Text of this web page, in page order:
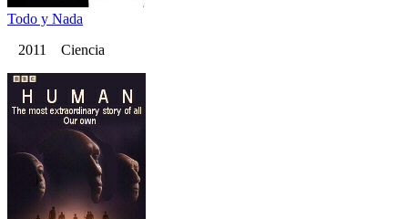
Todo y Nada
2011 Ciencia